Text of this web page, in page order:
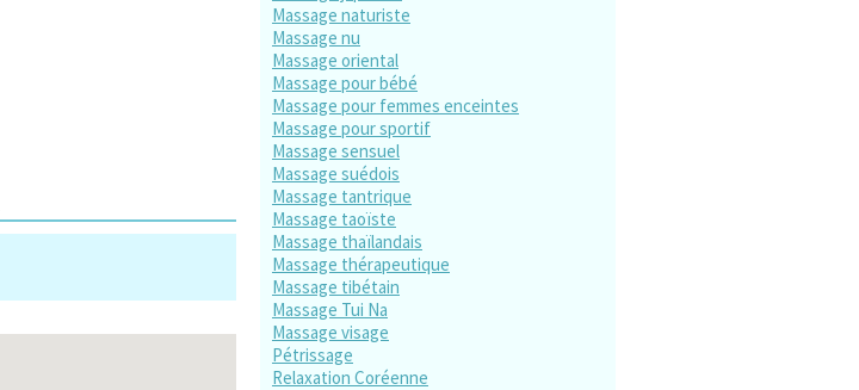
Massage naturiste
Massage nu
Massage oriental
Massage pour bébé
Massage pour femmes enceintes
Massage pour sportif
Massage sensuel
Massage suédois
Massage tantrique
Massage taoïste
Massage thaïlandais
Massage thérapeutique
Massage tibétain
Massage Tui Na
Massage visage
Pétrissage
Relaxation Coréenne